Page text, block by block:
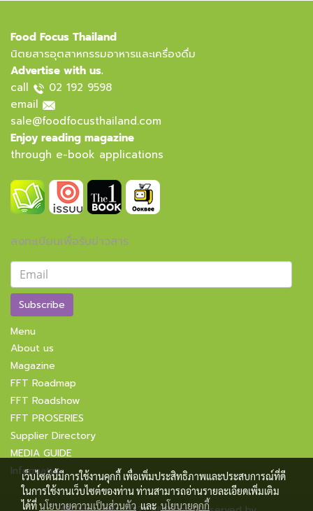
Food Focus Thailand
นิตยสารอุตสาหกรรมอาหารและเครื่องดื่ม
Advertise with us.
call
02 192 9598
email
sale@foodfocusthailand.com
Enjoy reading magazine
through e-book applications
ลงทะเบียนเพื่อรับข่าวสาร
Subscribe
Menu
About us
Magazine
FFT Roadmap
FFT Roadshow
FFT PROSERIES
Supplier Directory
MEDIA GUIDE
Information
เว็บไซต์นี้มีการใช้งานคุกกี้ เพื่อเพิ่มประสิทธิภาพและประสบการณ์ที่ดี
ในการใช้งานเว็บไซต์ของท่าน ท่านสามารถอ่านรายละเอียดเพิ่มเติม
ได้ที่นโยบายความเป็นส่วนตัวและนโยบายคุกกี้